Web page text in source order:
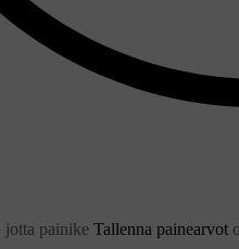
jotta painike Tallenna painearvot